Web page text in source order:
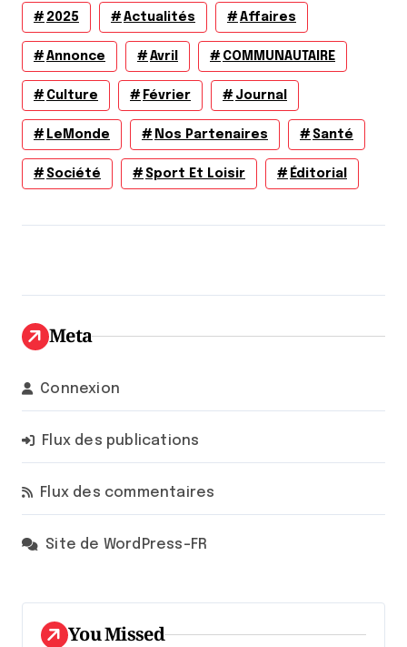
2025 Actualités Affaires
Annonce Avril COMMUNAUTAIRE
Culture Février Journal
LeMonde Nos Partenaires Santé
Société Sport Et Loisir Éditorial
Meta
Connexion
Flux des publications
Flux des commentaires
Site de WordPress-FR
You Missed